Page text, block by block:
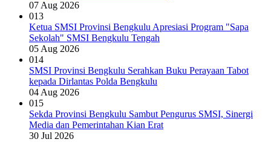
07 Aug 2026
013
Ketua SMSI Provinsi Bengkulu Apresiasi Program "Sapa
Sekolah" SMSI Bengkulu Tengah
05 Aug 2026
014
SMSI Provinsi Bengkulu Serahkan Buku Perayaan Tabot
kepada Dirlantas Polda Bengkulu
04 Aug 2026
015
Sekda Provinsi Bengkulu Sambut Pengurus SMSI, Sinergi
Media dan Pemerintahan Kian Erat
30 Jul 2026